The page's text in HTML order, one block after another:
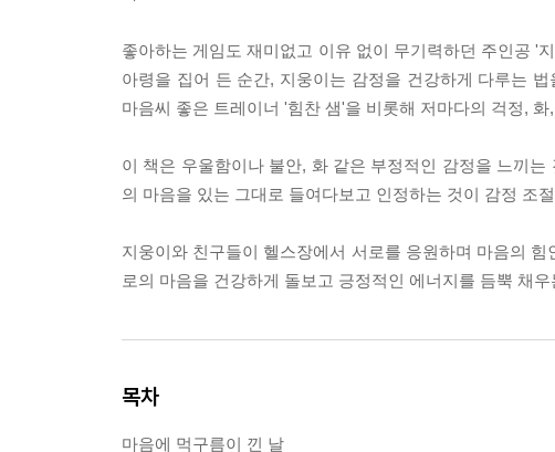
좋아하는 게임도 재미없고 이유 없이 무기력하던 주인공 '
아령을 집어 든 순간, 지웅이는 감정을 건강하게 다루는
마음씨 좋은 트레이너 '힘찬 샘'을 비롯해 저마다의 걱정,
이 책은 우울함이나 불안, 화 같은 부정적인 감정을 느끼
의 마음을 있는 그대로 들여다보고 인정하는 것이 감정 조
지웅이와 친구들이 헬스장에서 서로를 응원하며 마음의
로의 마음을 건강하게 돌보고 긍정적인 에너지를 듬뿍 채
목차
마음에 먹구름이 낀 날